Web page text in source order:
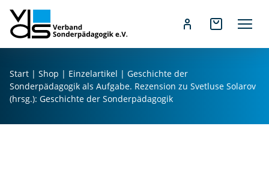
h
Start | Shop | Einzelartikel | Geschichte der
Sonderpädagogik als Aufgabe. Rezension zu Svetluse Solarov
(hrsg.): Geschichte der Sonderpädagogik